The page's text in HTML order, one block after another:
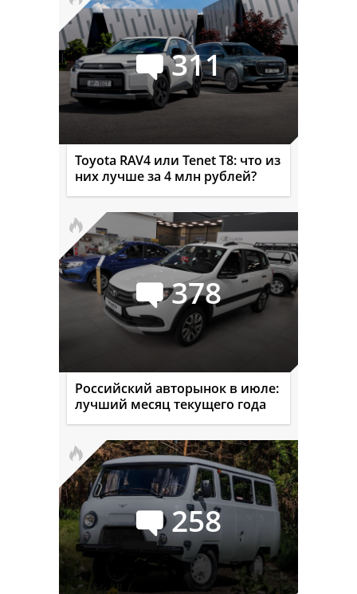
311
Toyota RAV4 или Tenet T8: что из
них лучше за 4 млн рублей?
378
Российский авторынок в июле:
лучший месяц текущего года
258